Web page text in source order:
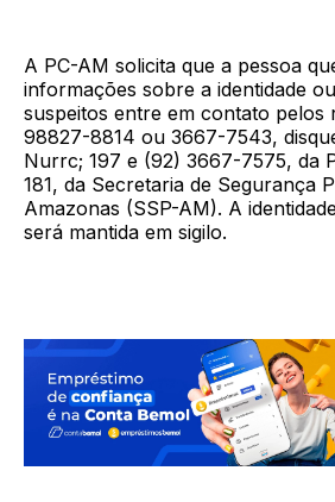
A PC-AM solicita que a pessoa
informações sobre a identidade
suspeitos entre em contato pelos
98827-8814 ou 3667-7543,
Nurrc; 197 e (92) 3667-7575, da
181, da Secretaria de Segurança
Amazonas (SSP-AM). A
será mantida em sigilo.